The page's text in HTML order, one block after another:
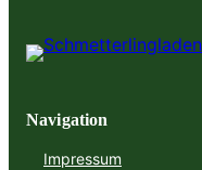
Navigation
Impressum